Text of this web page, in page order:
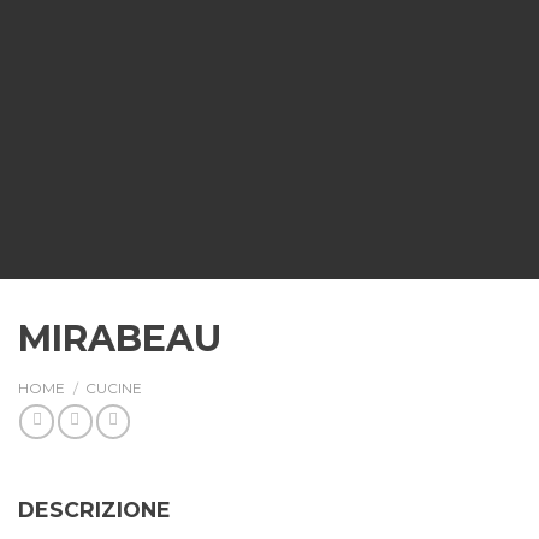
MIRABEAU
HOME / CUCINE
DESCRIZIONE